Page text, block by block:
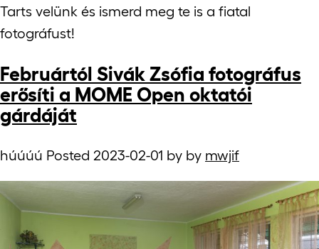
Tarts velünk és ismerd meg te is a fiatal
fotográfust!
Februártól Sivák Zsófia fotográfus
erősíti a MOME Open oktatói
gárdáját
húúúú Posted 2023-02-01 by by mwjif